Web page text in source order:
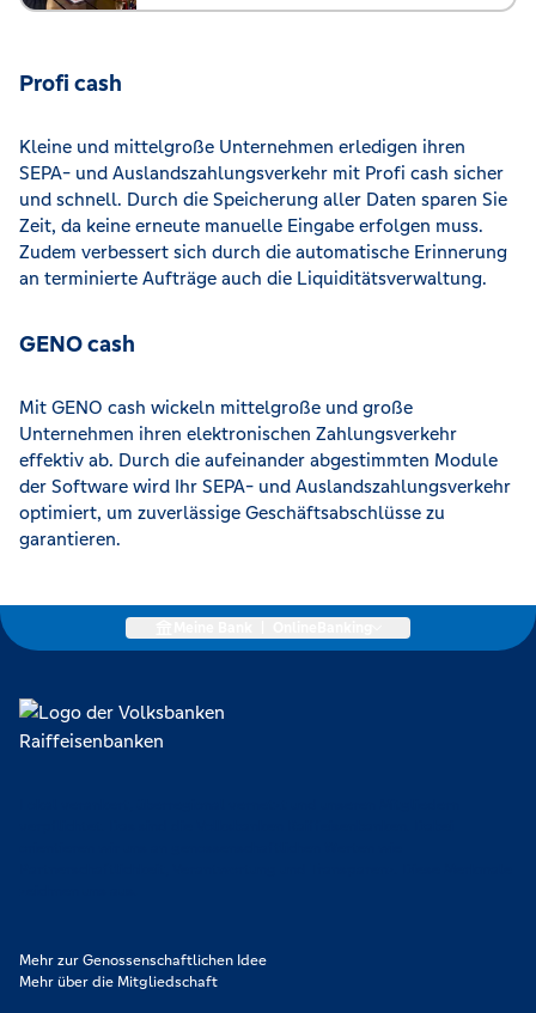
Profi cash
Kleine und mittelgroße Unternehmen erledigen ihren
SEPA- und Auslandszahlungsverkehr mit Profi cash sicher
und schnell. Durch die Speicherung aller Daten sparen Sie
Zeit, da keine erneute manuelle Eingabe erfolgen muss.
Zudem verbessert sich durch die automatische Erinnerung
an terminierte Aufträge auch die Liquiditätsverwaltung.
GENO cash
Mit GENO cash wickeln mittelgroße und große
Unternehmen ihren elektronischen Zahlungsverkehr
effektiv ab. Durch die aufeinander abgestimmten Module
der Software wird Ihr SEPA- und Auslandszahlungsverkehr
optimiert, um zuverlässige Geschäftsabschlüsse zu
garantieren.
Mehr zur Genossenschaftlichen Idee
Mehr über die Mitgliedschaft